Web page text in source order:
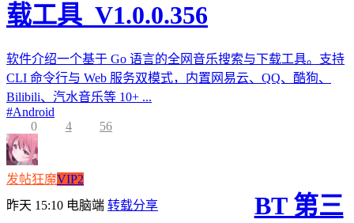
载工具_V1.0.0.356
软件介绍一个基于 Go 语言的全网音乐搜索与下载工具。支持
CLI 命令行与 Web 服务双模式，内置网易云、QQ、酷狗、
Bilibili、汽水音乐等 10+ ...
#Android
0
4 56
发帖狂魔VIP2
昨天 15:10 电脑端 转载分享
BT 第三